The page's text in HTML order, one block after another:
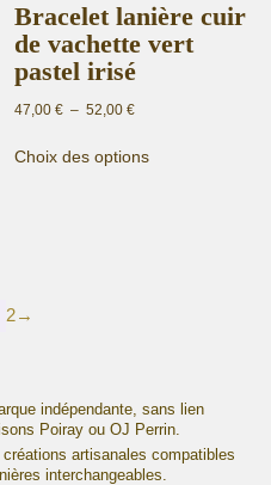
Bracelet lanière cuir
de vachette vert
pastel irisé
47,00 € – 52,00 €Plage
prix :
Choix des optionsproduit
la
page
du
2→
indépendante, sans lien
Poiray ou OJ Perrin.
artisanales compatibles
interchangeables.